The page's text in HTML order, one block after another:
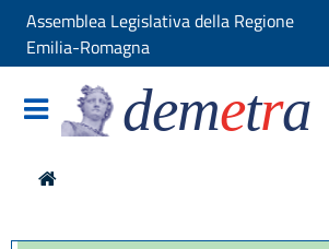
Assemblea Legislativa della Regione
Emilia-Romagna
demetra